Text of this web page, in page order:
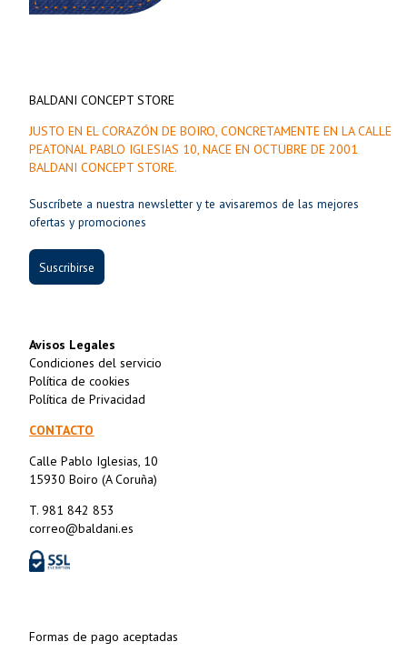
BALDANI CONCEPT STORE
JUSTO EN EL CORAZÓN DE BOIRO, CONCRETAMENTE EN LA CALLE
PEATONAL PABLO IGLESIAS 10, NACE EN OCTUBRE DE 2001
BALDANI CONCEPT STORE.
Suscríbete a nuestra newsletter y te avisaremos de las mejores
ofertas y promociones
Suscribirse
Avisos Legales
Condiciones del servicio
Política de cookies
Política de Privacidad
CONTACTO
Calle Pablo Iglesias, 10
15930 Boiro (A Coruña)
T. 981 842 853
correo@baldani.es
Formas de pago aceptadas